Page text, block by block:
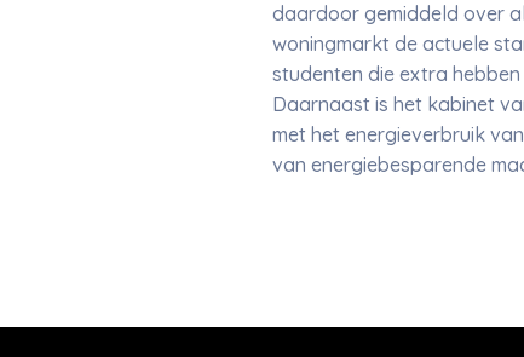
daardoor gemiddeld over
woningmarkt de actuele
studenten die extra
Daarnaast is het kabinet
met het energieverbruik
van energiebesparende